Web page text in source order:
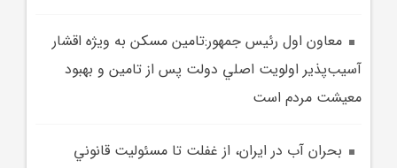
معاون اول رئيس جمهور:تامين مسکن به ويژه اقشار
آسيب‌پذير اولويت اصلي دولت پس از تامين و بهبود
معيشت مردم است
بحران آب در ايران، از غفلت تا مسئوليت قانوني